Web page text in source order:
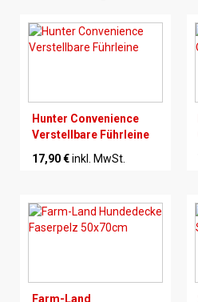
Hunter Convenience
Verstellbare Führleine
17,90 €inkl. MwSt.
Farm-Land